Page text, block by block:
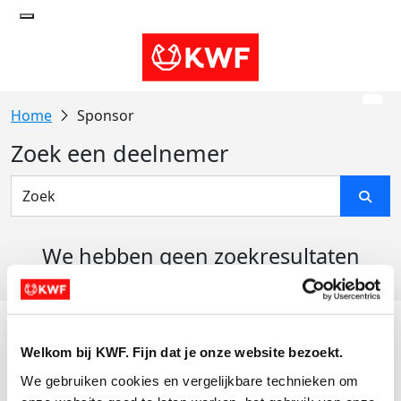
Welkom bij KWF. Fijn dat je onze website bezoekt.
We gebruiken cookies en vergelijkbare technieken om
Sponsor
Zoek een deelnemer
We hebben geen zoekresultaten
Actiematerialen
Evenementen